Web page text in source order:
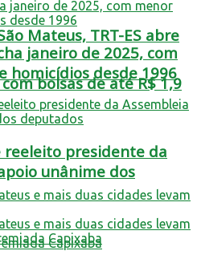
Mateus, TRT-ES abre
bolsas de até R$ 1,9
janeiro de 2025, com
homicídios desde 1996
reeleito presidente da
unânime dos